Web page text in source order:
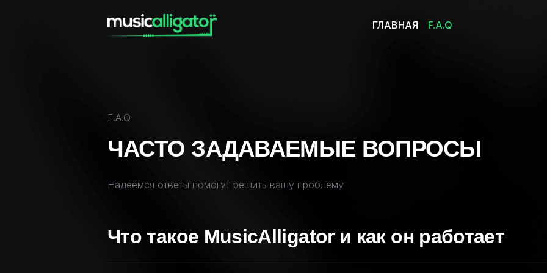
ГЛАВНАЯ F.A.Q
F.A.Q
ЧАСТО ЗАДАВАЕМЫЕ ВОПРОСЫ
Надеемся ответы помогут решить вашу проблему
Что такое MusicAlligator и как он работает